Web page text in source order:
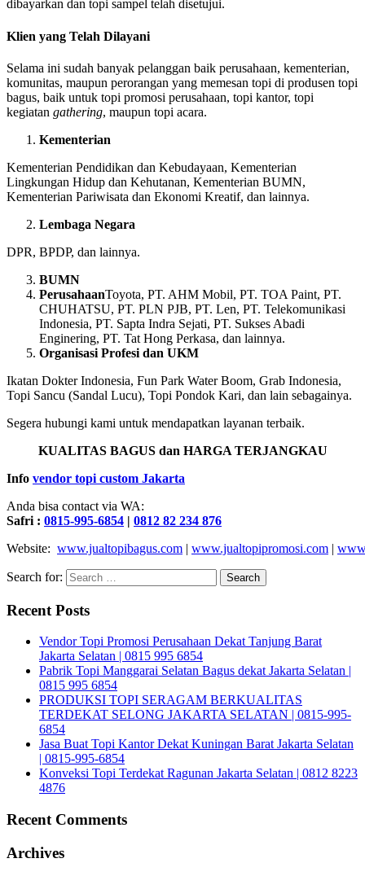
dibayarkan dan topi sampel telah disetujui.
Klien yang Telah Dilayani
Selama ini sudah banyak pelanggan baik perusahaan, kementerian,
komunitas, maupun perorangan yang memesan topi di produsen topi
bagus, baik untuk topi promosi perusahaan, topi kantor, topi
kegiatan gathering, maupun topi acara.
Kementerian
Kementerian Pendidikan dan Kebudayaan, Kementerian
Lingkungan Hidup dan Kehutanan, Kementerian BUMN,
Kementerian Pariwisata dan Ekonomi Kreatif, dan lainnya.
Lembaga Negara
DPR, BPDP, dan lainnya.
BUMN
PerusahaanToyota, PT. AHM Mobil, PT. TOA Paint, PT.
CHUHATSU, PT. PLN PJB, PT. Len, PT. Telekomunikasi
Indonesia, PT. Sapta Indra Sejati, PT. Sukses Abadi
Enginering, PT. Tat Hong Perkasa, dan lainnya.
Organisasi Profesi dan UKM
Ikatan Dokter Indonesia, Fun Park Water Boom, Grab Indonesia,
Topi Sancu (Sandal Lucu), Topi Pondok Kari, dan lain sebagainya.
Segera hubungi kami untuk mendapatkan layanan terbaik.
KUALITAS BAGUS dan HARGA TERJANGKAU
Info vendor topi custom Jakarta
Anda bisa contact via WA:
Safri : 0815-995-6854 | 0812 82 234 876
Website: www.jualtopibagus.com | www.jualtopipromosi.com |
Search for:
Recent Posts
Vendor Topi Promosi Perusahaan Dekat Tanjung Barat
Jakarta Selatan | 0815 995 6854
Pabrik Topi Manggarai Selatan Bagus dekat Jakarta Selatan |
0815 995 6854
PRODUKSI TOPI SERAGAM BERKUALITAS
TERDEKAT SELONG JAKARTA SELATAN | 0815-995-
6854
Jasa Buat Topi Kantor Dekat Kuningan Barat Jakarta Selatan
| 0815-995-6854
Konveksi Topi Terdekat Ragunan Jakarta Selatan | 0812 8223
4876
Recent Comments
Archives